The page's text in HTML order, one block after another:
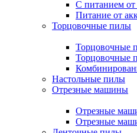
С питанием от
Питание от
Торцовочные пилы
Торцовочные
Торцовочные
Настольные пилы
Отрезные машины
Отрезные
Отрезные